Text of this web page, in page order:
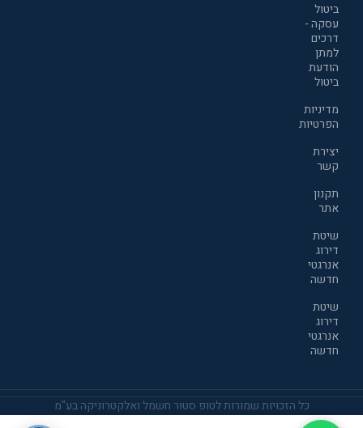
ביטול
עסקה -
דרכים
למתן
הודעת
ביטול
מדיניות
הפרטיות
יצירת
קשר
תקנון
אתר
שיטת
דירוג
אנרגטי
חדשה
שיטת
דירוג
אנרגטי
חדשה
כל הזכויות שמורות לטופ סטור חשמל ואלקטרוניקה בע"מ